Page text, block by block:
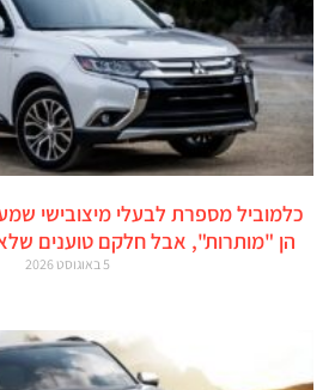
כלמוביל מספרת לבעלי מיצובישי
הן "מותרות", אבל חלקם טוענים
5 באוגוסט 2026